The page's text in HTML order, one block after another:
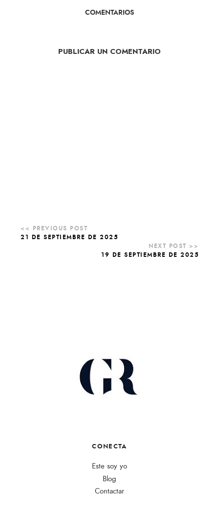
COMENTARIOS
PUBLICAR UN COMENTARIO
21 DE SEPTIEMBRE DE 2025
19 DE SEPTIEMBRE DE 2025
CONECTA
Este soy yo
Blog
Contactar